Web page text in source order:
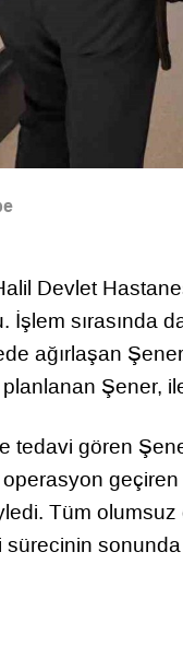
Devlet
sırasında
ağırlaşan
Şener,
tedavi gören
Tüm